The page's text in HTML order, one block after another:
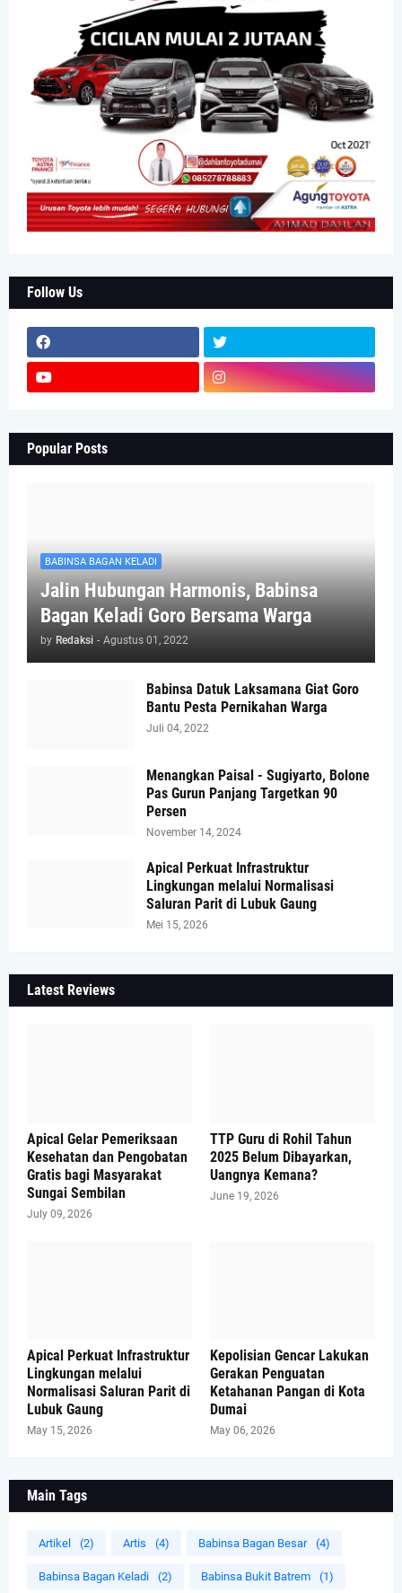
Follow Us
Popular Posts
BABINSA BAGAN KELADI
Jalin Hubungan Harmonis, Babinsa
Bagan Keladi Goro Bersama Warga
by Redaksi - Agustus 01, 2022
Babinsa Datuk Laksamana Giat Goro
Bantu Pesta Pernikahan Warga
Juli 04, 2022
Menangkan Paisal - Sugiyarto, Bolone
Pas Gurun Panjang Targetkan 90
Persen
November 14, 2024
Apical Perkuat Infrastruktur
Lingkungan melalui Normalisasi
Saluran Parit di Lubuk Gaung
Mei 15, 2026
Latest Reviews
Apical Gelar Pemeriksaan
Kesehatan dan Pengobatan
Gratis bagi Masyarakat
Sungai Sembilan
July 09, 2026
TTP Guru di Rohil Tahun
2025 Belum Dibayarkan,
Uangnya Kemana?
June 19, 2026
Apical Perkuat Infrastruktur
Lingkungan melalui
Normalisasi Saluran Parit di
Lubuk Gaung
May 15, 2026
Kepolisian Gencar Lakukan
Gerakan Penguatan
Ketahanan Pangan di Kota
Dumai
May 06, 2026
Main Tags
Artikel (2) Artis (4) Babinsa Bagan Besar (4)
Babinsa Bagan Keladi (2) Babinsa Bukit Batrem (1)